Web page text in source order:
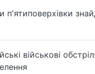
п'ятиповерхівки
військові